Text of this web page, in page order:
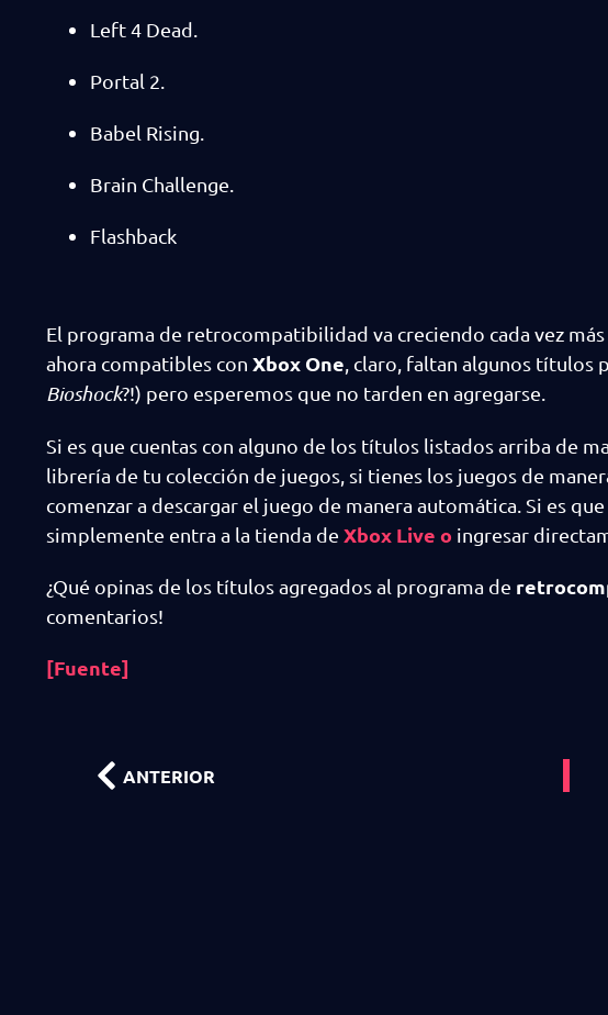
Left 4 Dead.
Portal 2.
Babel Rising.
Brain Challenge.
Flashback
El programa de retrocompatibilidad va creciendo cada vez
ahora compatibles con Xbox One , claro, faltan algunos
Bioshock?!) pero esperemos que no tarden en agregarse.
Si es que cuentas con alguno de los títulos listados arriba de
librería de tu colección de juegos, si tienes los juegos de
comenzar a descargar el juego de manera automática. Si es
simplemente entra a la tienda de Xbox Live o ingresar
¿Qué opinas de los títulos agregados al programa de
comentarios!
[Fuente]
ANTERIOR